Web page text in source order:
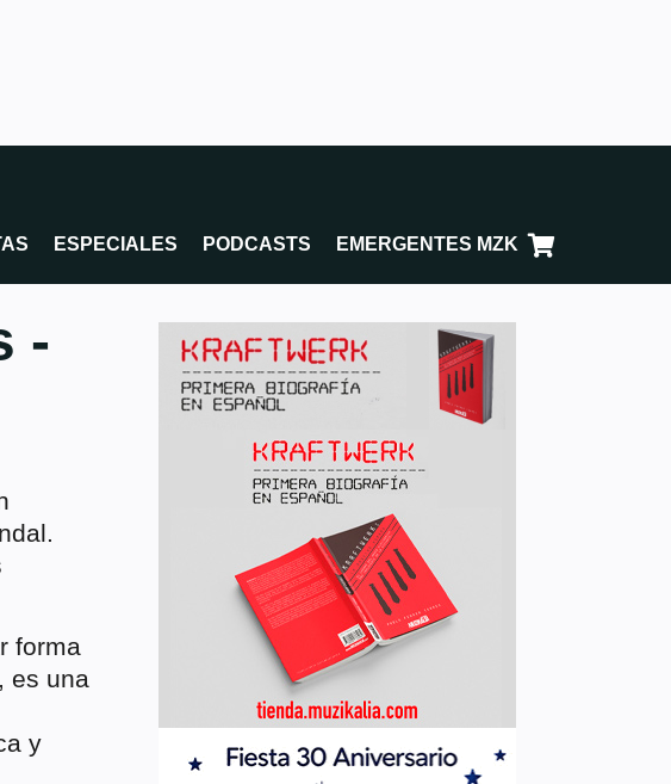
ESPECIALES PODCASTS EMERGENTES MZK
-
forma
es una
y